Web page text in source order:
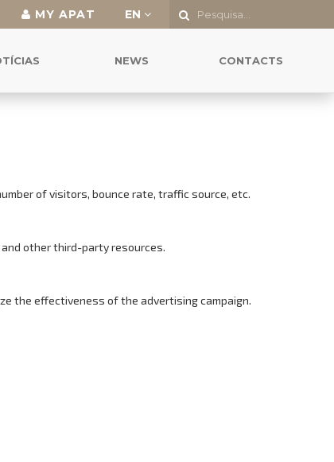
of visitors, bounce rate, traffic source, etc.
other third-party resources.
the effectiveness of the advertising campaign.
MY APAT EN
NEWS CONTACTS